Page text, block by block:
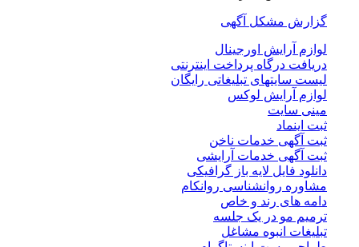
گزارش مشکل آگهی
لوازم آرایش اورجینال
دریافت درگاه پرداخت اینترنتی
لیست سایتهای تبلیغاتی رایگان
لوازم آرایش لوکس
مینی سایت
ثبت اینماد
ثبت آگهی خدمات ناخن
ثبت آگهی خدمات آرایشی
دانلود فایل لایه باز گرافیکی
مشاوره روانشناسی روانکام
دامه های رند و خاص
ترمیم مو در یک جلسه
تبلیغات انبوه مشاغل